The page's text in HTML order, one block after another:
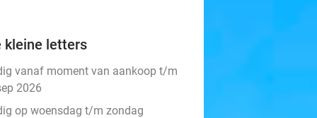
kleine letters
vanaf moment van aankoop t/m
2026
op woensdag t/m zondag